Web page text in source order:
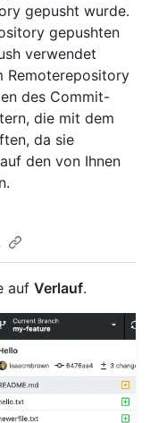
gepusht wurde.
gepushten
verwendet
Remoterepository
des Commit-
die mit dem
da sie
den von Ihnen
auf Verlauf.